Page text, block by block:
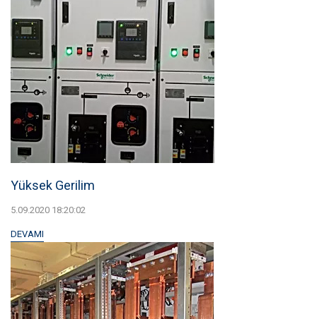
Yüksek Gerilim
5.09.2020 18:20:02
DEVAMI